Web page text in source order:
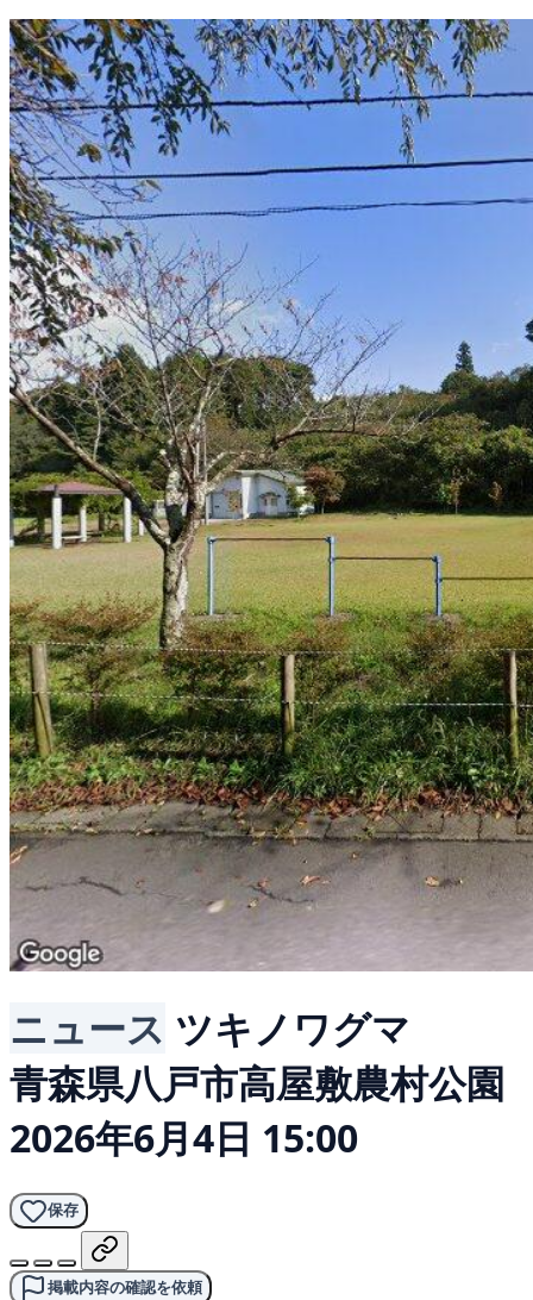
ニュース ツキノワグマ
青森県八戸市高屋敷農村公園
2026年6月4日 15:00
保存
掲載内容の確認を依頼